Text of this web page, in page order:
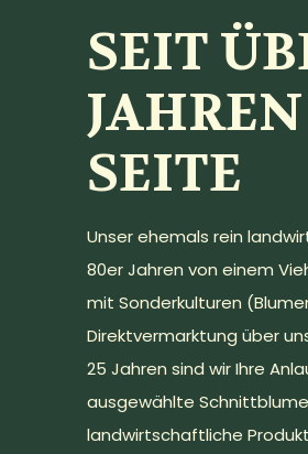
SEIT
SEITE
Unser ehemals rein
80er Jahren von einem
mit Sonderkulturen
Direktvermarktung über
25 Jahren sind wir Ihre
ausgewählte
landwirtschaftliche